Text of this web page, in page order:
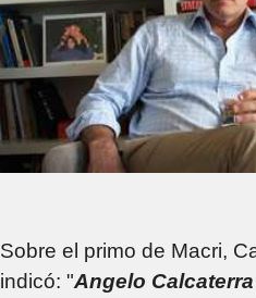
Sobre el primo de Macri,
indicó: "Angelo